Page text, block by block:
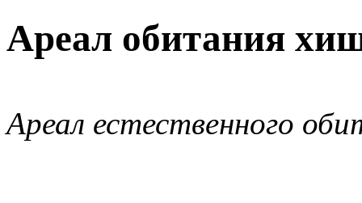
Ареал обитания
Ареал естественного